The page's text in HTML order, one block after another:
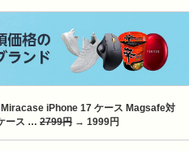
iPhone 17 ケース Magsafe対
ース … 2799円 → 1999円